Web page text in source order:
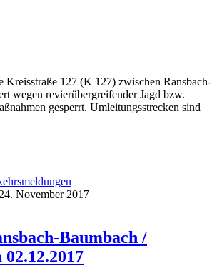
Kreisstraße 127 (K 127) zwischen Ransbach-
wegen revierübergreifender Jagd bzw.
gesperrt. Umleitungsstrecken sind
November 2017
Baumbach /